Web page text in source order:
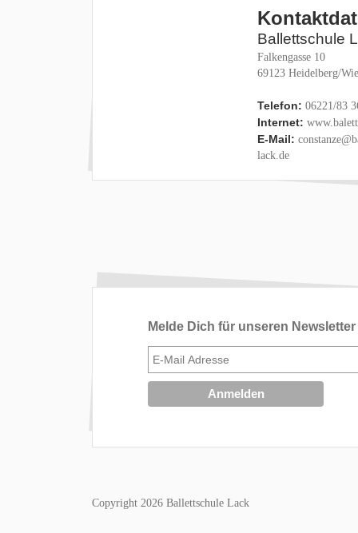
Ballettschule
Falkengasse 10
69123 Heidelberg/
Telefon: 06221/83
Internet:
E-Mail:
lack.de
Melde Dich für unseren
Copyright 2026 Ballettschule Lack